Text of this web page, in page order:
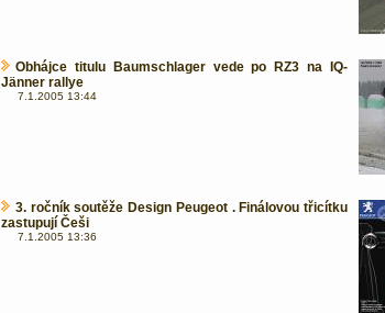
Obhájce titulu Baumschlager vede po RZ3 na IQ-
Jänner rallye
7.1.2005 13:44
3. ročník soutěže Design Peugeot . Finálovou třicítku
zastupují Češi
7.1.2005 13:36